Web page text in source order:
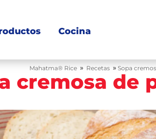
Cocina
Mahatma® Rice » Recetas » Sopa
cremosa de